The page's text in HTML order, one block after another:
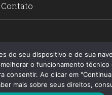
Contato
do seu dispositivo e de sua
o funcionamento
Ao clicar em
mais sobre seus direitos,